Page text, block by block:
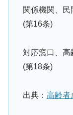
関係機関、
(第16条)
対応窓口、
(第18条)
出典： 高齢者